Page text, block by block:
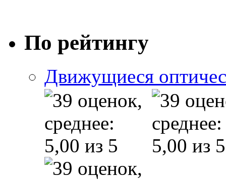
По рейтингу
Движущиеся